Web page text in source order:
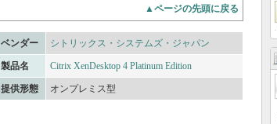
▲ページの先頭に戻る
ベンダー シトリックス・システムズ・ジャパン
製品名 Citrix XenDesktop 4 Platinum Edition
提供形態 オンプレミス型